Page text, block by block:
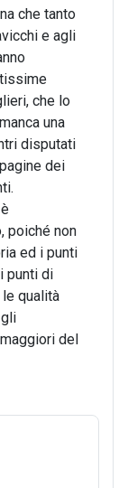
che tanto
e agli
che lo
una
disputati
dei
poiché non
ed i punti
punti di
qualità
del